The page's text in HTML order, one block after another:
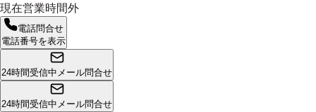
現在営業時間外
電話問合せ
電話番号を表示
24時間受信中 メール問合せ
24時間受信中 メール問合せ